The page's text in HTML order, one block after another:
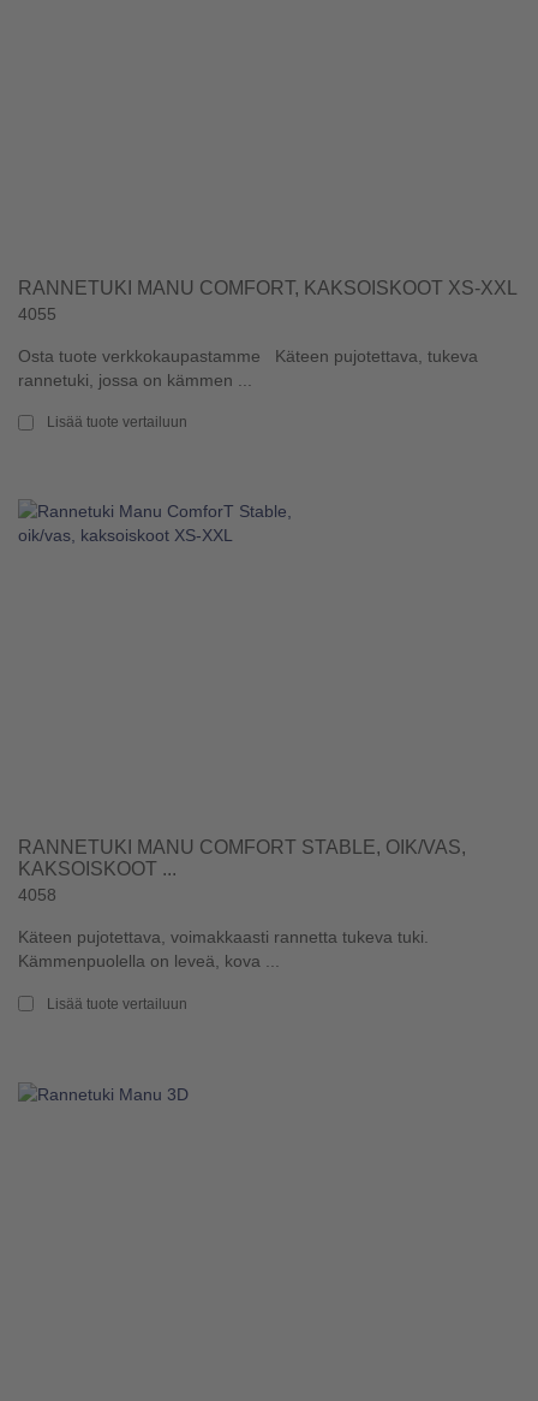
RANNETUKI MANU COMFORT, KAKSOISKOOT XS-XXL
4055
Osta tuote verkkokaupastamme Käteen pujotettava, tukeva
rannetuki, jossa on kämmen ...
Lisää tuote vertailuun
RANNETUKI MANU COMFORT STABLE, OIK/VAS,
KAKSOISKOOT ...
4058
Käteen pujotettava, voimakkaasti rannetta tukeva tuki.
Kämmenpuolella on leveä, kova ...
Lisää tuote vertailuun